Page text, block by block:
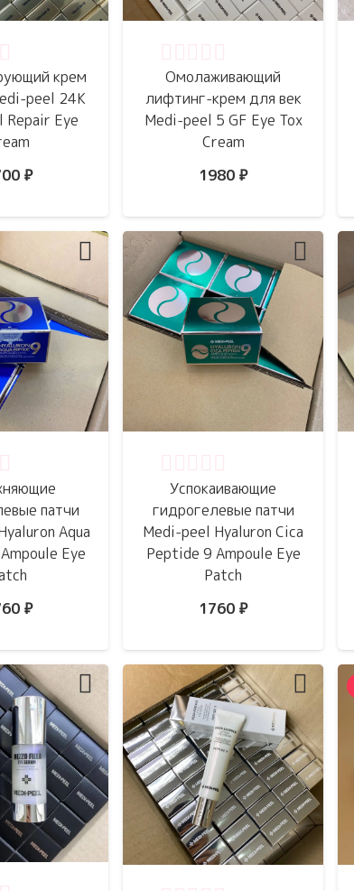
крем
peel 24K
Repair Eye
₽
Омолаживающий
лифтинг-крем для век
Medi-peel 5 GF Eye Tox
Cream
1980 ₽
патчи
Aqua
Eye
₽
Успокаивающие
гидрогелевые патчи
Medi-peel Hyaluron Cica
Peptide 9 Ampoule Eye
Patch
1760 ₽